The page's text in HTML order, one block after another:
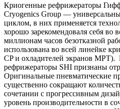
Криогенные рефрижераторы
Cryogenics Group —
циклом, в них применяется
хорошо зарекомендоваля себя во
миллионам часов безотказной
использована во всей линейке
CP и охладителей экранов
рефрижераторы SHI признаны
Оригинальные пневматические
существенно сокращают
сочетании с прогрессивным
уровень производительности в